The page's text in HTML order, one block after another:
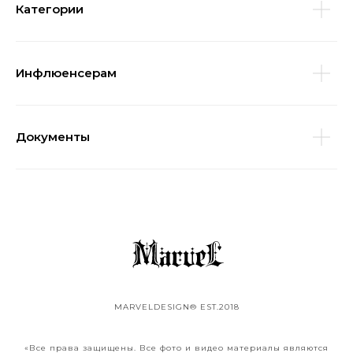
Категории
Инфлюенсерам
Документы
MARVELDESIGN® EST.2018
«Все права защищены. Все фото и видео материалы являются